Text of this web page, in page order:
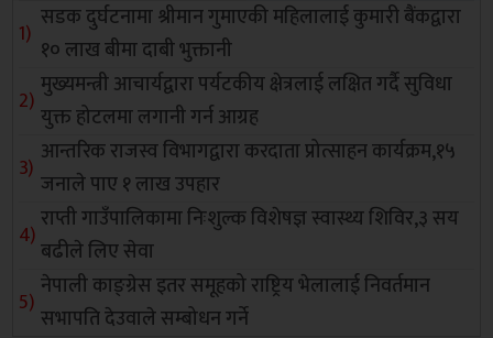
सडक दुर्घटनामा श्रीमान गुमाएकी महिलालाई कुमारी बैंकद्वारा
१० लाख बीमा दाबी भुक्तानी
मुख्यमन्त्री आचार्यद्वारा पर्यटकीय क्षेत्रलाई लक्षित गर्दै सुविधा
युक्त होटलमा लगानी गर्न आग्रह
आन्तरिक राजस्व विभागद्वारा करदाता प्रोत्साहन कार्यक्रम,१५
जनाले पाए १ लाख उपहार
राप्ती गाउँपालिकामा निःशुल्क विशेषज्ञ स्वास्थ्य शिविर,३ सय
बढीले लिए सेवा
नेपाली काङ्ग्रेस इतर समूहको राष्ट्रिय भेलालाई निवर्तमान
सभापति देउवाले सम्बोधन गर्ने